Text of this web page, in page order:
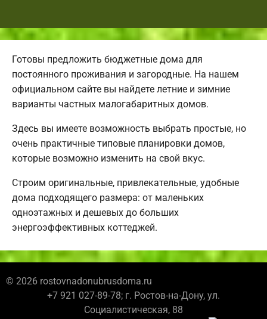
Готовы предложить бюджетные дома для
постоянного проживания и загородные. На нашем
официальном сайте вы найдете летние и зимние
варианты частных малогабаритных домов.
Здесь вы имеете возможность выбрать простые, но
очень практичные типовые планировки домов,
которые возможно изменить на свой вкус.
Строим оригинальные, привлекательные, удобные
дома подходящего размера: от маленьких
одноэтажных и дешевых до больших
энергоэффективных коттеджей.
© 2026 rostovnadonubrusdoma.ru
+7 921 027-89-78; г. Ростов-на-Дону, ул.
Социалистическая, 88